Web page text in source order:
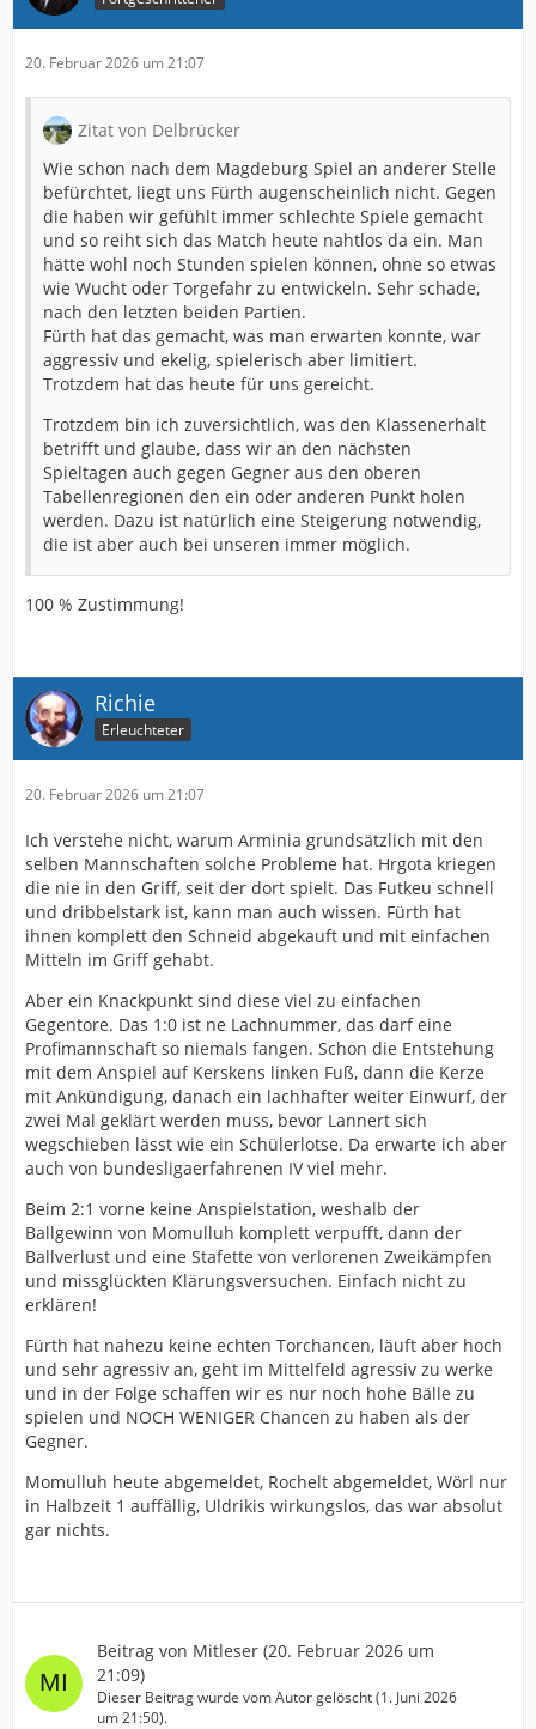
20. Februar 2026 um 21:07
Zitat von Delbrücker
Wie schon nach dem Magdeburg Spiel an anderer Stelle
befürchtet, liegt uns Fürth augenscheinlich nicht. Gegen
die haben wir gefühlt immer schlechte Spiele gemacht
und so reiht sich das Match heute nahtlos da ein. Man
hätte wohl noch Stunden spielen können, ohne so etwas
wie Wucht oder Torgefahr zu entwickeln. Sehr schade,
nach den letzten beiden Partien.
Fürth hat das gemacht, was man erwarten konnte, war
aggressiv und ekelig, spielerisch aber limitiert.
Trotzdem hat das heute für uns gereicht.
Trotzdem bin ich zuversichtlich, was den Klassenerhalt
betrifft und glaube, dass wir an den nächsten
Spieltagen auch gegen Gegner aus den oberen
Tabellenregionen den ein oder anderen Punkt holen
werden. Dazu ist natürlich eine Steigerung notwendig,
die ist aber auch bei unseren immer möglich.
100 % Zustimmung!
Richie
Erleuchteter
20. Februar 2026 um 21:07
Ich verstehe nicht, warum Arminia grundsätzlich mit den
selben Mannschaften solche Probleme hat. Hrgota kriegen
die nie in den Griff, seit der dort spielt. Das Futkeu schnell
und dribbelstark ist, kann man auch wissen. Fürth hat
ihnen komplett den Schneid abgekauft und mit einfachen
Mitteln im Griff gehabt.
Aber ein Knackpunkt sind diese viel zu einfachen
Gegentore. Das 1:0 ist ne Lachnummer, das darf eine
Profimannschaft so niemals fangen. Schon die Entstehung
mit dem Anspiel auf Kerskens linken Fuß, dann die Kerze
mit Ankündigung, danach ein lachhafter weiter Einwurf, der
zwei Mal geklärt werden muss, bevor Lannert sich
wegschieben lässt wie ein Schülerlotse. Da erwarte ich aber
auch von bundesligaerfahrenen IV viel mehr.
Beim 2:1 vorne keine Anspielstation, weshalb der
Ballgewinn von Momulluh komplett verpufft, dann der
Ballverlust und eine Stafette von verlorenen Zweikämpfen
und missglückten Klärungsversuchen. Einfach nicht zu
erklären!
Fürth hat nahezu keine echten Torchancen, läuft aber hoch
und sehr agressiv an, geht im Mittelfeld agressiv zu werke
und in der Folge schaffen wir es nur noch hohe Bälle zu
spielen und NOCH WENIGER Chancen zu haben als der
Gegner.
Momulluh heute abgemeldet, Rochelt abgemeldet, Wörl nur
in Halbzeit 1 auffällig, Uldrikis wirkungslos, das war absolut
gar nichts.
Beitrag von Mitleser (20. Februar 2026 um
21:09)
Dieser Beitrag wurde vom Autor gelöscht (1. Juni 2026
um 21:50).